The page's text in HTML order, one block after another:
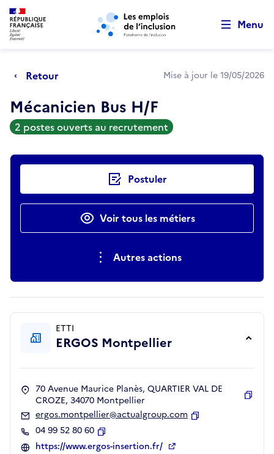
Aller au menu principal Aller au contenu principal
Menu
Retour Mise à jour le 19/05/2026
Mécanicien Bus H/F
2 postes ouverts au recrutement
Actions rapides Postuler
Voir tous les métiers
Autres actions
ETTI
ERGOS Montpellier
70 Avenue Maurice Planès, QUARTIER VAL DE
CROZE, 34070 Montpellier
ergos.montpellier@actualgroup.com
04 99 52 80 60
Copier
https://www.ergos-insertion.fr/
Retour au début de la page
Panneau de gestion des cookies